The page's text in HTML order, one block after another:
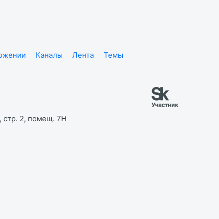
Каналы Лента
Темы
стр. 2, помещ. 7Н